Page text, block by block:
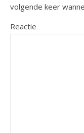
volgende keer
Reactie